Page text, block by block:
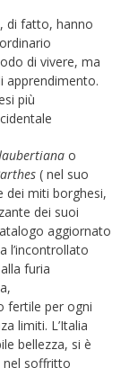
di fatto, hanno
di vivere, ma
apprendimento.
più
o
( nel suo
dei miti borghesi,
dei suoi
aggiornato
l’incontrollato
furia
fertile per ogni
limiti. L’Italia
bellezza, si è
nel soffritto